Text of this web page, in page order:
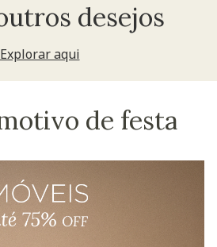
desejos
Explorar aqui
de festa